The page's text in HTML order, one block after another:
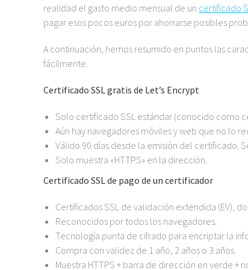
realidad el gasto medio mensual de un certificado
pagar esos pocos euros por ahorrarse posibles
A continuación, hemos resumido en puntos las
fácilmente.
Certificado SSL gratis de Let’s Encrypt
Solo certificado SSL estándar (conocido como
Aún hay navegadores móviles y web que no lo
Válido 90 días desde la emisión del certificado.
Solo muestra «HTTPS» en la dirección.
Certificado SSL de pago de un certificador
Certificados SSL de validación extendida (EV),
Reconocidos por todos los navegadores.
Tecnología punta de cifrado para encriptar la
Compra con validez de 1 año, 2 años o 3 años.
Muestra HTTPS + barra de dirección en verde +